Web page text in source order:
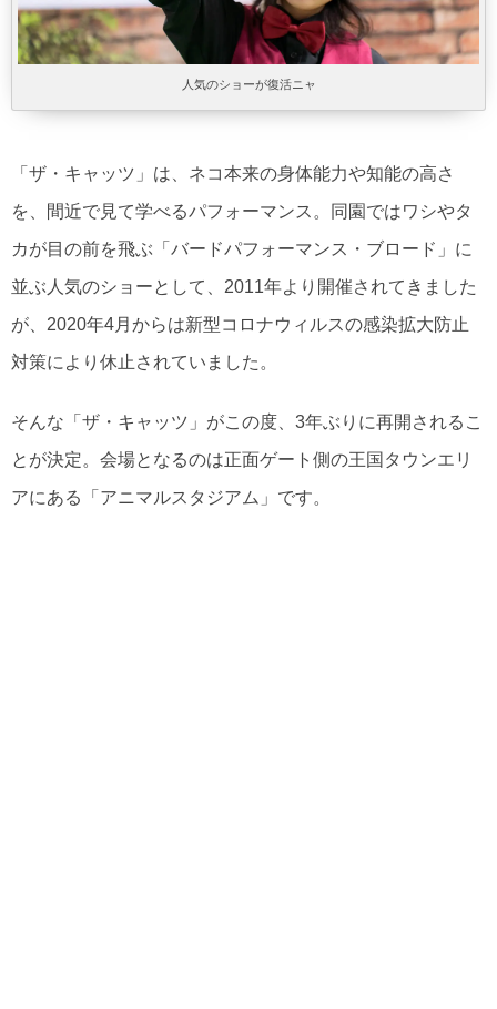
人気のショーが復活ニャ
「ザ・キャッツ」は、ネコ本来の身体能力や知能の高さ
を、間近で見て学べるパフォーマンス。同園ではワシやタ
カが目の前を飛ぶ「バードパフォーマンス・ブロード」に
並ぶ人気のショーとして、2011年より開催されてきました
が、2020年4月からは新型コロナウィルスの感染拡大防止
対策により休止されていました。
そんな「ザ・キャッツ」がこの度、3年ぶりに再開されるこ
とが決定。会場となるのは正面ゲート側の王国タウンエリ
アにある「アニマルスタジアム」です。